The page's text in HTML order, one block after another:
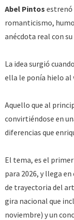
Abel Pintos estrenó
romanticismo,
anécdota real con su
La idea surgió
ella le ponía hielo al
Aquello que al
convirtiéndose en
diferencias que
El tema, es el
para 2026, y llega
de trayectoria del
gira nacional que
noviembre) y un